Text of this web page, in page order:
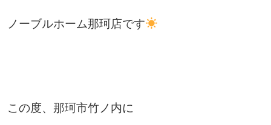
ノーブルホーム那珂店です
この度、那珂市竹ノ内に